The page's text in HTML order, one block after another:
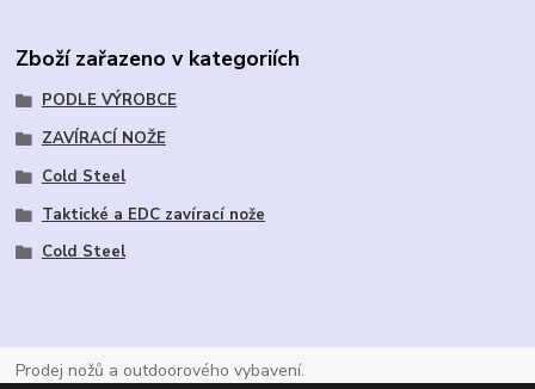
Zboží zařazeno v kategoriích
PODLE VÝROBCE
ZAVÍRACÍ NOŽE
Cold Steel
Taktické a EDC zavírací nože
Cold Steel
Prodej nožů a outdoorového vybavení.